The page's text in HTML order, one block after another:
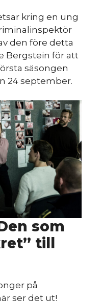
kring en ung
den före detta
Bergstein för att
säsongen
24 september.
som
till
på
ser det ut!
»